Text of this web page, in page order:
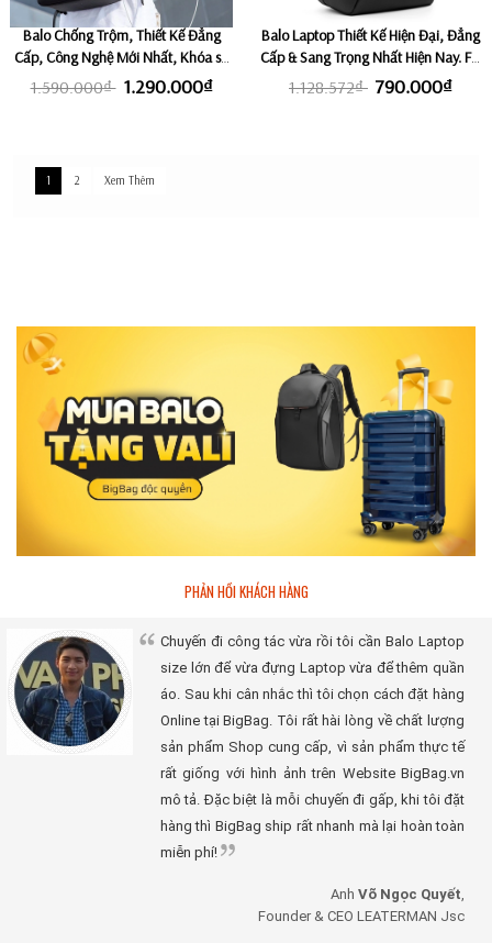
Balo Chống Trộm, Thiết Kế Đẳng
Cấp, Công Nghệ Mới Nhất, Khóa số
TSA+Cổng USB, Fix Laptop 15,6"
1.590.000₫ 1.290.000₫
Balo Laptop Thiết Kế Hiện Đại, Đẳng
Cấp & Sang Trọng Nhất Hiện Nay. Fix
Laptop 15,6 inch KINGBAG APOLLO
1.128.572₫ 790.000₫
1 2 Xem Thêm
PHẢN HỒI KHÁCH HÀNG
Chuyến đi công tác vừa rồi tôi cần Balo Laptop
size lớn để vừa đựng Laptop vừa để thêm quần
áo. Sau khi cân nhắc thì tôi chọn cách đặt hàng
Online tại BigBag. Tôi rất hài lòng về chất lượng
sản phẩm Shop cung cấp, vì sản phẩm thực tế
rất giống với hình ảnh trên Website BigBag.vn
mô tả. Đặc biệt là mỗi chuyến đi gấp, khi tôi đặt
hàng thì BigBag ship rất nhanh mà lại hoàn toàn
miễn phí!
Anh Võ Ngọc Quyết
Founder & CEO LEATERMAN Jsc